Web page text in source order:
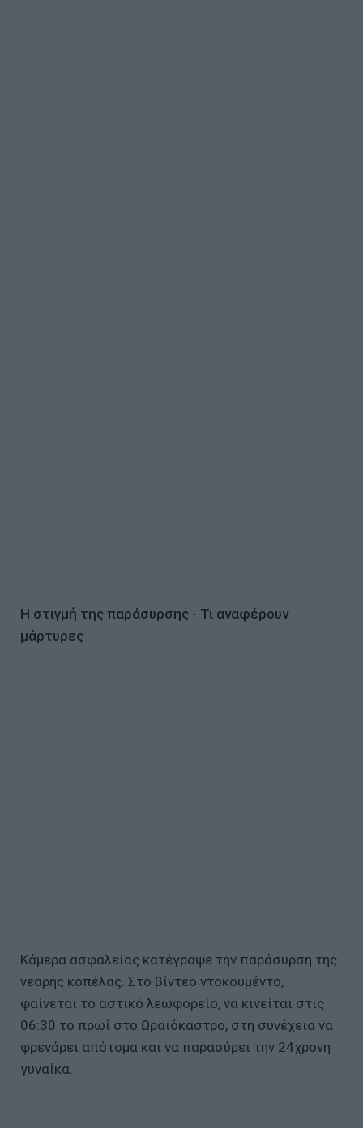
Η στιγμή της παράσυρσης - Τι αναφέρουν
μάρτυρες
Κάμερα ασφαλείας κατέγραψε την παράσυρση της
νεαρής κοπέλας. Στο βίντεο ντοκουμέντο,
φαίνεται το αστικό λεωφορείο, να κινείται στις
06:30 το πρωί στο Ωραιόκαστρο, στη συνέχεια να
φρενάρει απότομα και να παρασύρει την 24χρονη
γυναίκα.